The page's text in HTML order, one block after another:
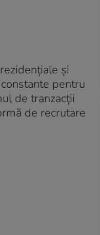
și
pentru
de tranzacții
de recrutare